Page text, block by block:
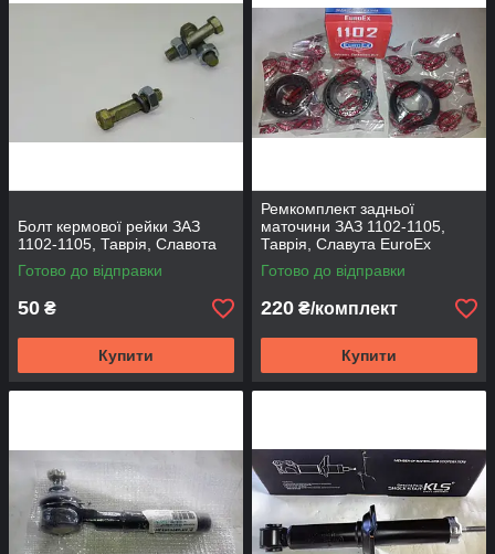
Болт кермової рейки ЗАЗ
1102-1105, Таврія, Славота
Готово до відправки
50 ₴
Купити
Ремкомплект задньої
маточини ЗАЗ 1102-1105,
Таврія, Славута EuroEx
CBA324
Готово до відправки
220 ₴/комплект
Купити